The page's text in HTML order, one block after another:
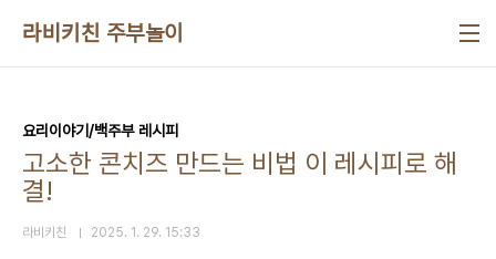
라비키친 주부놀이
요리이야기/백주부 레시피
고소한 콘치즈 만드는 비법 이 레시피로 해
결!
라비키친 2025. 1. 29. 15:33